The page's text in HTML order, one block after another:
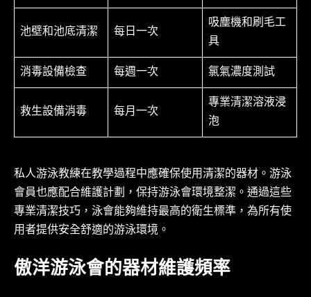
池壁和池底清潔 每日一次
吸塵機和刷毛工
具
消毒設備檢查
每週一次 氯氣濃度測試
救生設備消毒 每月一次
專業清潔溶液浸
泡
私人游泳教練在教學過程中應確保使用清潔的器材。游泳
會員也應配合維護計劃，保持游泳會環境整潔。通過這些
專業清潔技巧，泳會能夠維持最高的衛生標準，為所有使
用者提供安全舒適的游泳環境。
傲洋游泳會的器材維護頻率